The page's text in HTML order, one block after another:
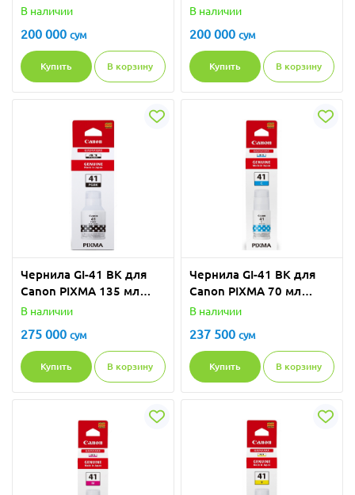
малиновый
В наличии
200 000 сум
Купить В корзину
желтый
В наличии
200 000 сум
Купить В корзину
Чернила GI-41 BK для
Canon PIXMA 135 мл
черный
В наличии
275 000 сум
Купить В корзину
Чернила GI-41 BK для
Canon PIXMA 70 мл
голубой
В наличии
237 500 сум
Купить В корзину